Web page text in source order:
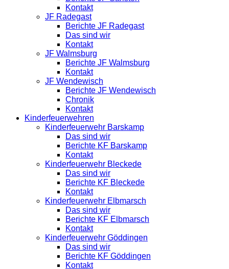
Kontakt
JF Radegast
Berichte JF Radegast
Das sind wir
Kontakt
JF Walmsburg
Berichte JF Walmsburg
Kontakt
JF Wendewisch
Berichte JF Wendewisch
Chronik
Kontakt
Kinderfeuerwehren
Kinderfeuerwehr Barskamp
Das sind wir
Berichte KF Barskamp
Kontakt
Kinderfeuerwehr Bleckede
Das sind wir
Berichte KF Bleckede
Kontakt
Kinderfeuerwehr Elbmarsch
Das sind wir
Berichte KF Elbmarsch
Kontakt
Kinderfeuerwehr Göddingen
Das sind wir
Berichte KF Göddingen
Kontakt